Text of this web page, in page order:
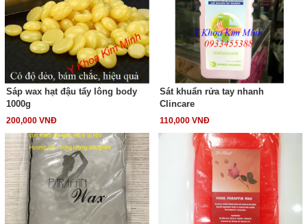
Sáp wax hạt đậu tẩy lông body
1000g
200,000 VNĐ
Sát khuẩn rửa tay nhanh
Clincare
110,000 VNĐ